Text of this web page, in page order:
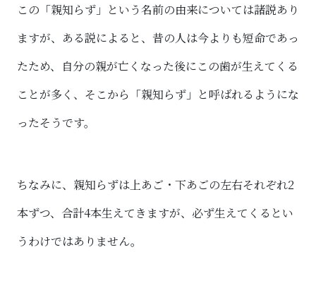
この「親知らず」という名前の由来については諸説あり
ますが、ある説によると、昔の人は今よりも短命であっ
たため、自分の親が亡くなった後にこの歯が生えてくる
ことが多く、そこから「親知らず」と呼ばれるようにな
ったそうです。
ちなみに、親知らずは上あご・下あごの左右それぞれ2
本ずつ、合計4本生えてきますが、必ず生えてくるとい
うわけではありません。